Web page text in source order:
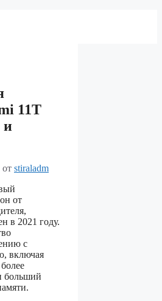
11T
и
от stiraladm
от
в 2021 году.
с
включая
больший